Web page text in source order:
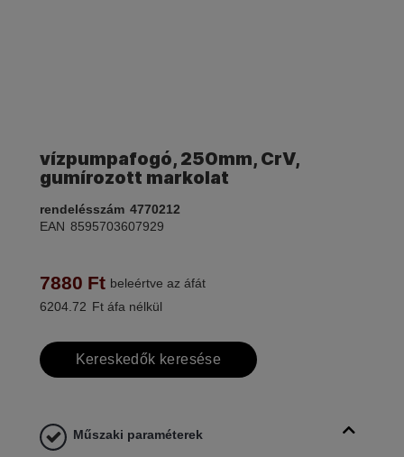
vízpumpafogó, 250mm, CrV,
gumírozott markolat
rendelésszám 4770212
EAN 8595703607929
7880 Ft beleértve az áfát
6204.72 Ft áfa nélkül
Kereskedők keresése
Műszaki paraméterek